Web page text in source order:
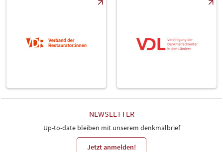
NEWSLETTER
Up-to-date bleiben mit unserem denkmalbrief
Jetzt anmelden!